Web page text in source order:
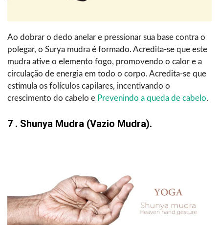
Ao dobrar o dedo anelar e pressionar sua base contra o
polegar, o Surya mudra é formado. Acredita-se que este
mudra ative o elemento fogo, promovendo o calor e a
circulação de energia em todo o corpo. Acredita-se que
estimula os folículos capilares, incentivando o
crescimento do cabelo e Prevenindo a queda de cabelo.
7 . Shunya Mudra (vazio Mudra).